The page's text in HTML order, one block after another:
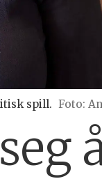
spill. Foto: